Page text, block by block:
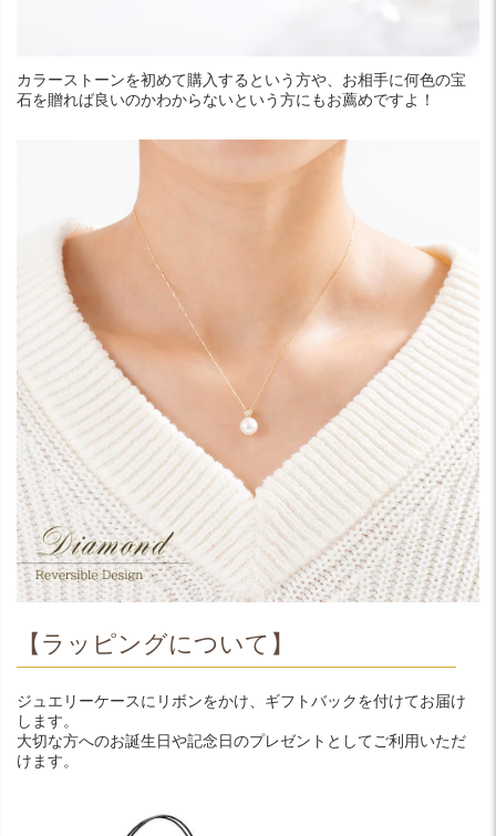
カラーストーンを初めて購入するという方や、お相手に何色の宝
石を贈れば良いのかわからないという方にもお薦めですよ！
【ラッピングについて】
ジュエリーケースにリボンをかけ、ギフトバックを付けてお届け
します。
大切な方へのお誕生日や記念日のプレゼントとしてご利用いただ
けます。